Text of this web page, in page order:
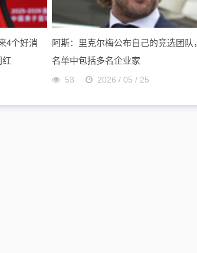
4个好消
阿斯：里克尔梅公布自己的竞选团队，
名单中包括多名企业家
53 2026 / 05 / 25